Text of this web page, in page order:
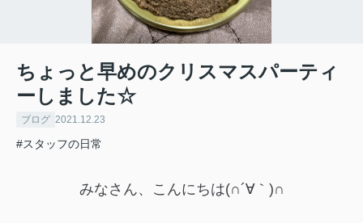
ちょっと早めのクリスマスパーティ
ーしました☆
ブログ 2021.12.23
#スタッフの日常
みなさん、こんにちは(∩´∀｀)∩